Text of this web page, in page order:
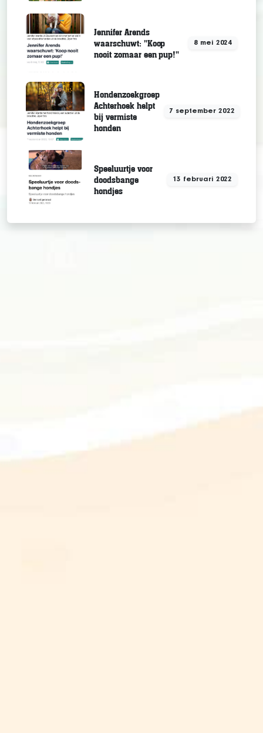
Jennifer Arends
waarschuwt: "Koop
nooit zomaar een pup!"
8 mei 2024
Hondenzoekgroep
Achterhoek helpt
bij vermiste
honden
7 september 2022
Speeluurtje voor
doodsbange
hondjes
13 februari 2022